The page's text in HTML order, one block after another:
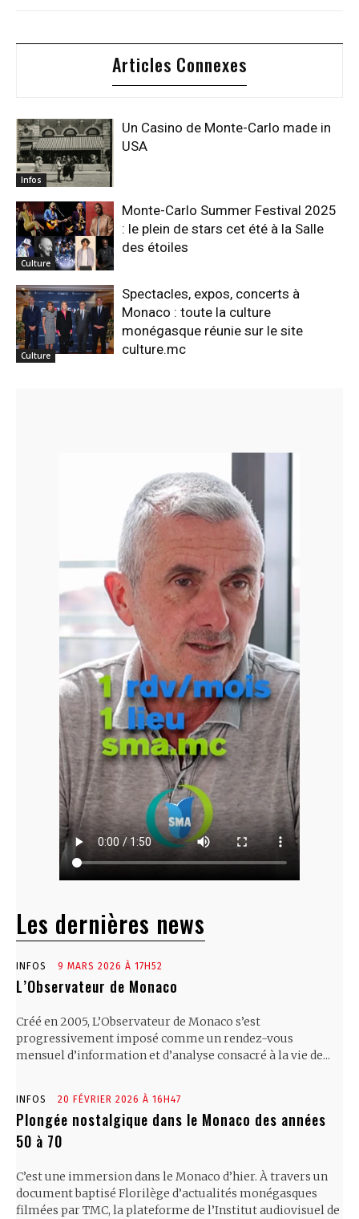
Articles Connexes
Infos
Un Casino de Monte-Carlo made in
USA
Culture
Monte-Carlo Summer Festival 2025
: le plein de stars cet été à la Salle
des étoiles
Culture
Spectacles, expos, concerts à
Monaco : toute la culture
monégasque réunie sur le site
culture.mc
Les dernières news
INFOS 9 MARS 2026 À 17H52
L’Observateur de Monaco
Créé en 2005, L’Observateur de Monaco s’est
progressivement imposé comme un rendez-vous
mensuel d’information et d’analyse consacré à la vie de...
INFOS 20 FÉVRIER 2026 À 16H47
Plongée nostalgique dans le Monaco des années
50 à 70
C’est une immersion dans le Monaco d’hier. À travers un
document baptisé Florilège d’actualités monégasques
filmées par TMC, la plateforme de l’Institut audiovisuel de